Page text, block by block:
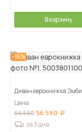
В корзину
-15%
Диван еврокнижка Эмби
Цена
66 580 56 590
за 3 дня